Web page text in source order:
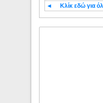
◄ Κλίκ εδώ για